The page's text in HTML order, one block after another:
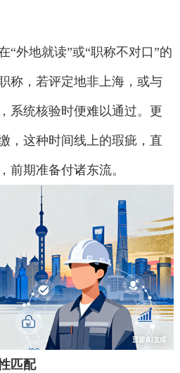
地就读”或“职称不对口”的
称，若评定地非上海，或与
系统核验时便难以通过。更
，这种时间线上的瑕疵，直
前期准备付诸东流。
匹配